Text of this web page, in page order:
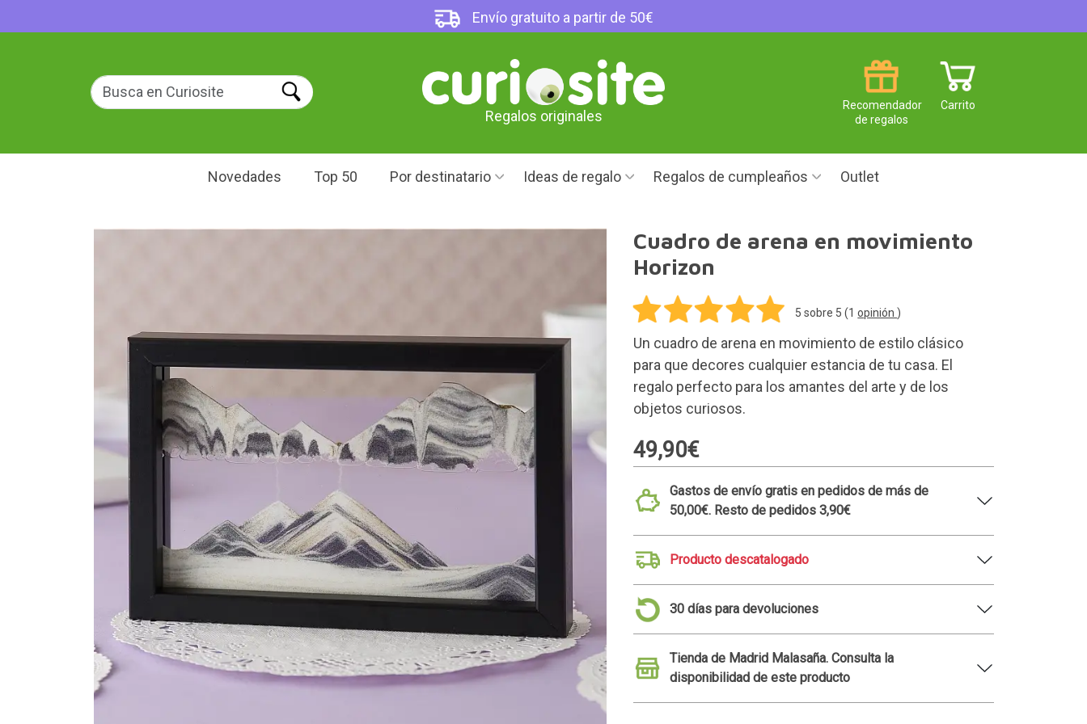
Envío gratuito a partir de 50€
Regalos originales
Carrito
Recomendador
de regalos
Novedades Top 50 Por destinatario Ideas de regalo Regalos de cumpleaños Outlet
Cuadro de arena en movimiento
Horizon
5 sobre 5 (1 opinión )
Un cuadro de arena en movimiento de estilo clásico
para que decores cualquier estancia de tu casa. El
regalo perfecto para los amantes del arte y de los
objetos curiosos.
49,90€
Gastos de envío gratis en pedidos de más de
50,00€. Resto de pedidos 3,90€
Producto descatalogado
30 días para devoluciones
Tienda de Madrid Malasaña. Consulta la
disponibilidad de este producto